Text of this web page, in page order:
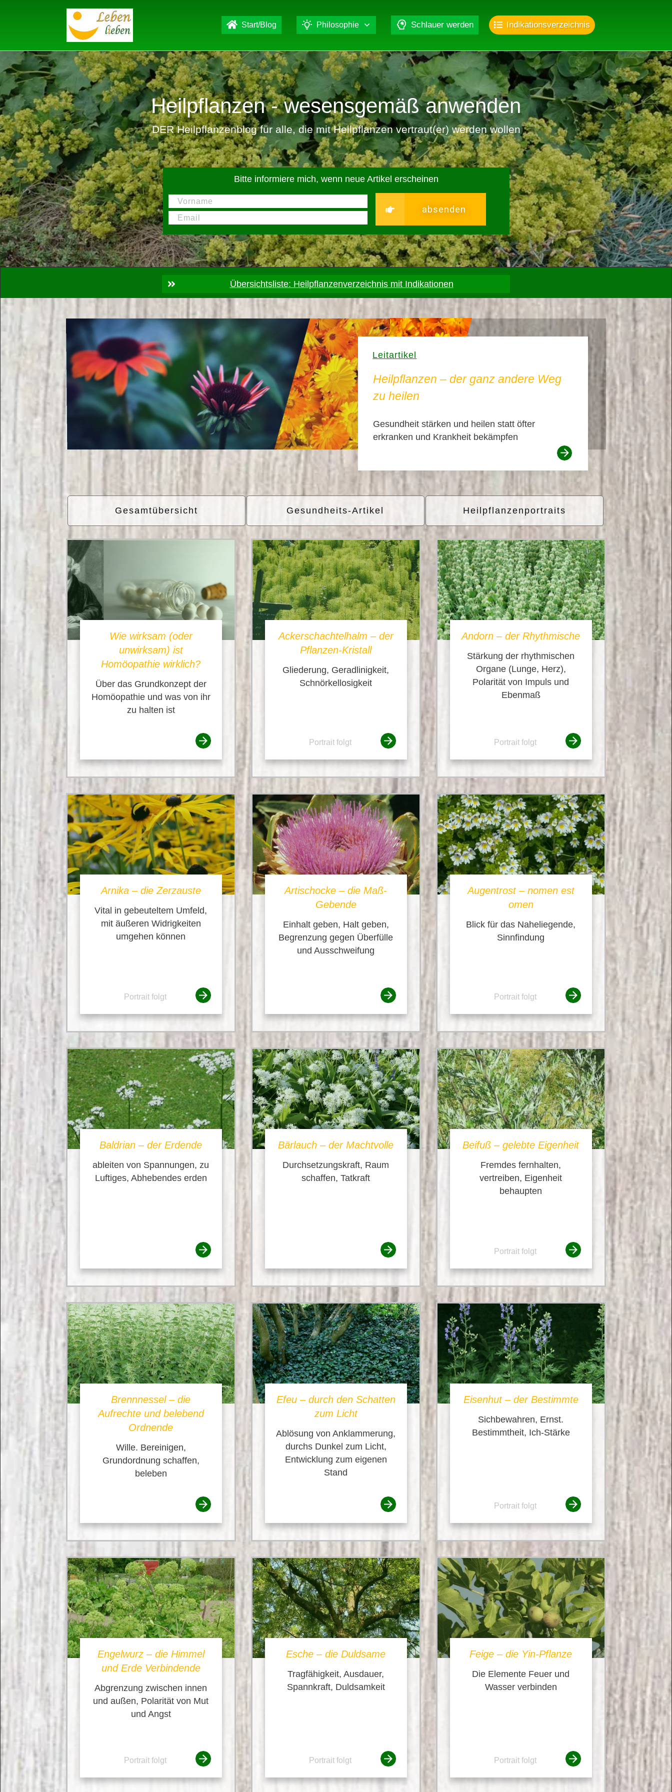
Start/Blog Philosophie Schlauer werden Indikationsverzeichnis
Heilpflanzen - wesensgemäß anwenden
DER Heilpflanzenblog für alle, die mit Heilpflanzen vertraut(er) werden wollen
Bitte informiere mich, wenn neue Artikel erscheinen
absenden
Übersichtsliste: Heilpflanzenverzeichnis mit Indikationen
Leitartikel
Heilpflanzen – der ganz andere Weg
zu heilen
Gesundheit stärken und heilen statt öfter
erkranken und Krankheit bekämpfen
Gesamtübersicht Gesundheits-Artikel Heilpflanzenportraits
Wie wirksam (oder
unwirksam) ist
Homöopathie wirklich?
Über das Grundkonzept der
Homöopathie und was von ihr
zu halten ist
Ackerschachtelhalm – der
Pflanzen-Kristall
Gliederung, Geradlinigkeit,
Schnörkellosigkeit
Portrait folgt
Andorn – der Rhythmische
Stärkung der rhythmischen
Organe (Lunge, Herz),
Polarität von Impuls und
Ebenmaß
Portrait folgt
Arnika – die Zerzauste
Vital in gebeuteltem Umfeld,
mit äußeren Widrigkeiten
umgehen können
Portrait folgt
Artischocke – die Maß-
Gebende
Einhalt geben, Halt geben,
Begrenzung gegen Überfülle
und Ausschweifung
Augentrost – nomen est
omen
Blick für das Naheliegende,
Sinnfindung
Portrait folgt
Baldrian – der Erdende
ableiten von Spannungen, zu
Luftiges, Abhebendes erden
Bärlauch – der Machtvolle
Durchsetzungskraft, Raum
schaffen, Tatkraft
Beifuß – gelebte Eigenheit
Fremdes fernhalten,
vertreiben, Eigenheit
behaupten
Portrait folgt
Brennnessel – die
Aufrechte und belebend
Ordnende
Wille. Bereinigen,
Grundordnung schaffen,
beleben
Efeu – durch den Schatten
zum Licht
Ablösung von Anklammerung,
durchs Dunkel zum Licht,
Entwicklung zum eigenen
Stand
Eisenhut – der Bestimmte
Sichbewahren, Ernst.
Bestimmtheit, Ich-Stärke
Portrait folgt
Engelwurz – die Himmel
und Erde Verbindende
Abgrenzung zwischen innen
und außen, Polarität von Mut
und Angst
Portrait folgt
Esche – die Duldsame
Tragfähigkeit, Ausdauer,
Spannkraft, Duldsamkeit
Portrait folgt
Feige – die Yin-Pflanze
Die Elemente Feuer und
Wasser verbinden
Portrait folgt